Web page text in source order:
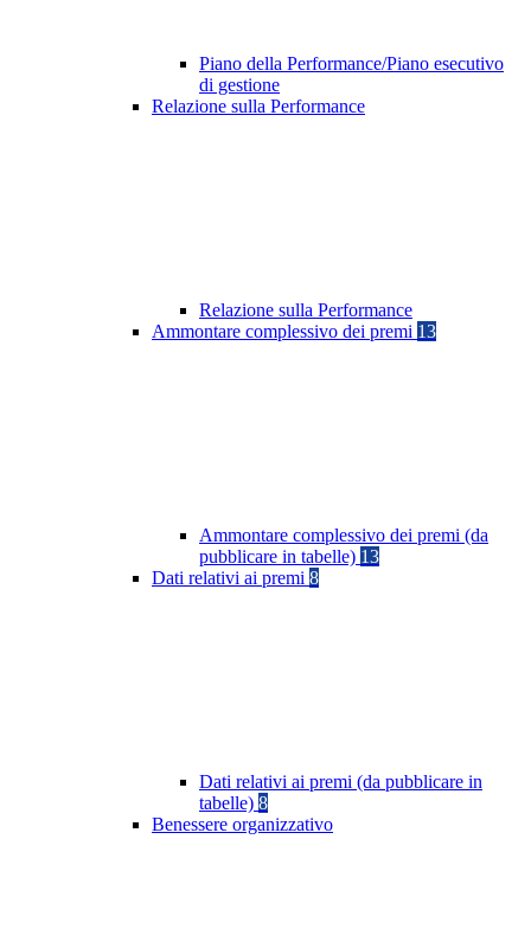
Piano della Performance/Piano esecutivo
di gestione
Relazione sulla Performance
Relazione sulla Performance
Ammontare complessivo dei premi 13
Ammontare complessivo dei premi (da
pubblicare in tabelle) 13
Dati relativi ai premi 8
Dati relativi ai premi (da pubblicare in
tabelle) 8
Benessere organizzativo